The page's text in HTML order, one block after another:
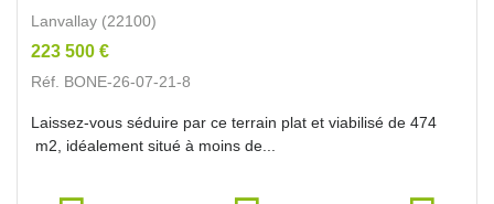
Lanvallay (22100)
223 500 €
Réf. BONE-26-07-21-8
Laissez-vous séduire par ce terrain plat et viabilisé de 474
m2, idéalement situé à moins de...